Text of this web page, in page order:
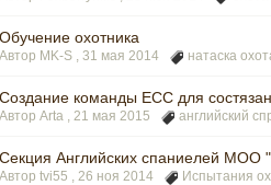
Обучение охотника
Автор MK-S ,31 мая 2014 натаска
Создание команды ЕСС для
Автор Arta ,21 мая 2015 английский
Секция Английских спаниелей
Автор tvi55 ,26 ноя 2014 Испытания